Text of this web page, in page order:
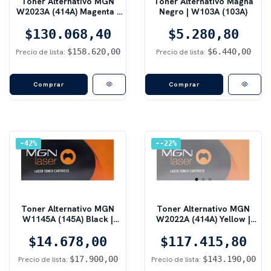
W2023A (414A) Magenta |
Magenta
$130.068,40
Precio de lista: $158.620,00
Comprar
Negro | W103A (103A)
$5.280,80
Precio de lista: $6.440,00
Comprar
42%
Toner Alternativo MGN
W1145A (145A) Black |
$14.678,00
Precio de lista: $17.900,00
-22%
Toner Alternativo MGN
W2022A (414A) Yellow |
$117.415,80
Precio de lista: $143.190,00